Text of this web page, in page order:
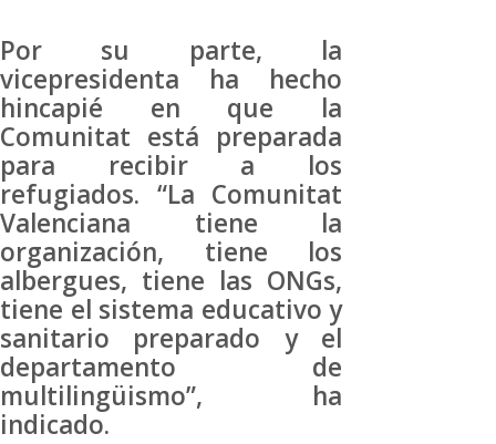
Por su parte, la
vicepresidenta ha hecho
hincapié en que la
Comunitat está preparada
para recibir a los
refugiados. “La Comunitat
Valenciana tiene la
organización, tiene los
albergues, tiene las ONGs,
tiene el sistema educativo y
sanitario preparado y el
departamento de
multilingüismo”, ha
indicado.